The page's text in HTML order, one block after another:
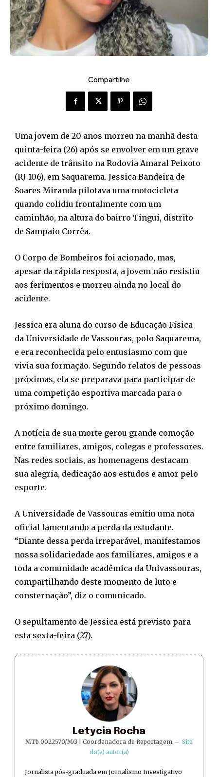
Compartilhe
Uma jovem de 20 anos morreu na manhã desta
quinta-feira (26) após se envolver em um grave
acidente de trânsito na Rodovia Amaral Peixoto
(RJ-106), em Saquarema. Jessica Bandeira de
Soares Miranda pilotava uma motocicleta
quando colidiu frontalmente com um
caminhão, na altura do bairro Tingui, distrito
de Sampaio Corrêa.
O Corpo de Bombeiros foi acionado, mas,
apesar da rápida resposta, a jovem não resistiu
aos ferimentos e morreu ainda no local do
acidente.
Jessica era aluna do curso de Educação Física
da Universidade de Vassouras, polo Saquarema,
e era reconhecida pelo entusiasmo com que
vivia sua formação. Segundo relatos de pessoas
próximas, ela se preparava para participar de
uma competição esportiva marcada para o
próximo domingo.
A notícia de sua morte gerou grande comoção
entre familiares, amigos, colegas e professores.
Nas redes sociais, as homenagens destacam
sua alegria, dedicação aos estudos e amor pelo
esporte.
A Universidade de Vassouras emitiu uma nota
oficial lamentando a perda da estudante.
“Diante dessa perda irreparável, manifestamos
nossa solidariedade aos familiares, amigos e a
toda a comunidade acadêmica da Univassouras,
compartilhando deste momento de luto e
consternação”, diz o comunicado.
O sepultamento de Jessica está previsto para
esta sexta-feira (27).
Letycia Rocha
MTb 0022570/MG | Coordenadora de Reportagem – Site
do(a) autor(a)
Jornalista pós-graduada em Jornalismo Investigativo